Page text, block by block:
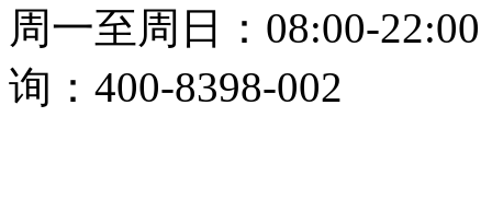
周一至周日：08:00-
询：400-8398-002